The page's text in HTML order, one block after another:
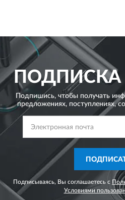
ПОДПИСКА
Подпишись, чтобы получать
предложениях, поступлениях,
Подписываясь, Вы соглашаетесь с
Условиями